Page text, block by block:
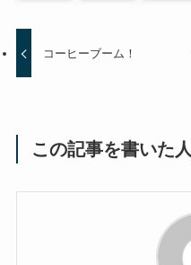
コーヒーブーム！
この記事を書いた人